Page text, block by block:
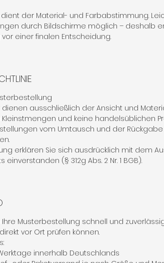
der Material- und Farbabstimmung.
durch Bildschirme möglich – deshalb
einer finalen Entscheidung.
dienen ausschließlich der Ansicht und
und keine handelsüblichen
vom Umtausch und der Rückgabe
erklären Sie sich ausdrücklich mit dem
einverstanden (§ 312g Abs. 2 Nr. 1 BGB).
Musterbestellung schnell und
vor Ort prüfen können.
innerhalb Deutschlands